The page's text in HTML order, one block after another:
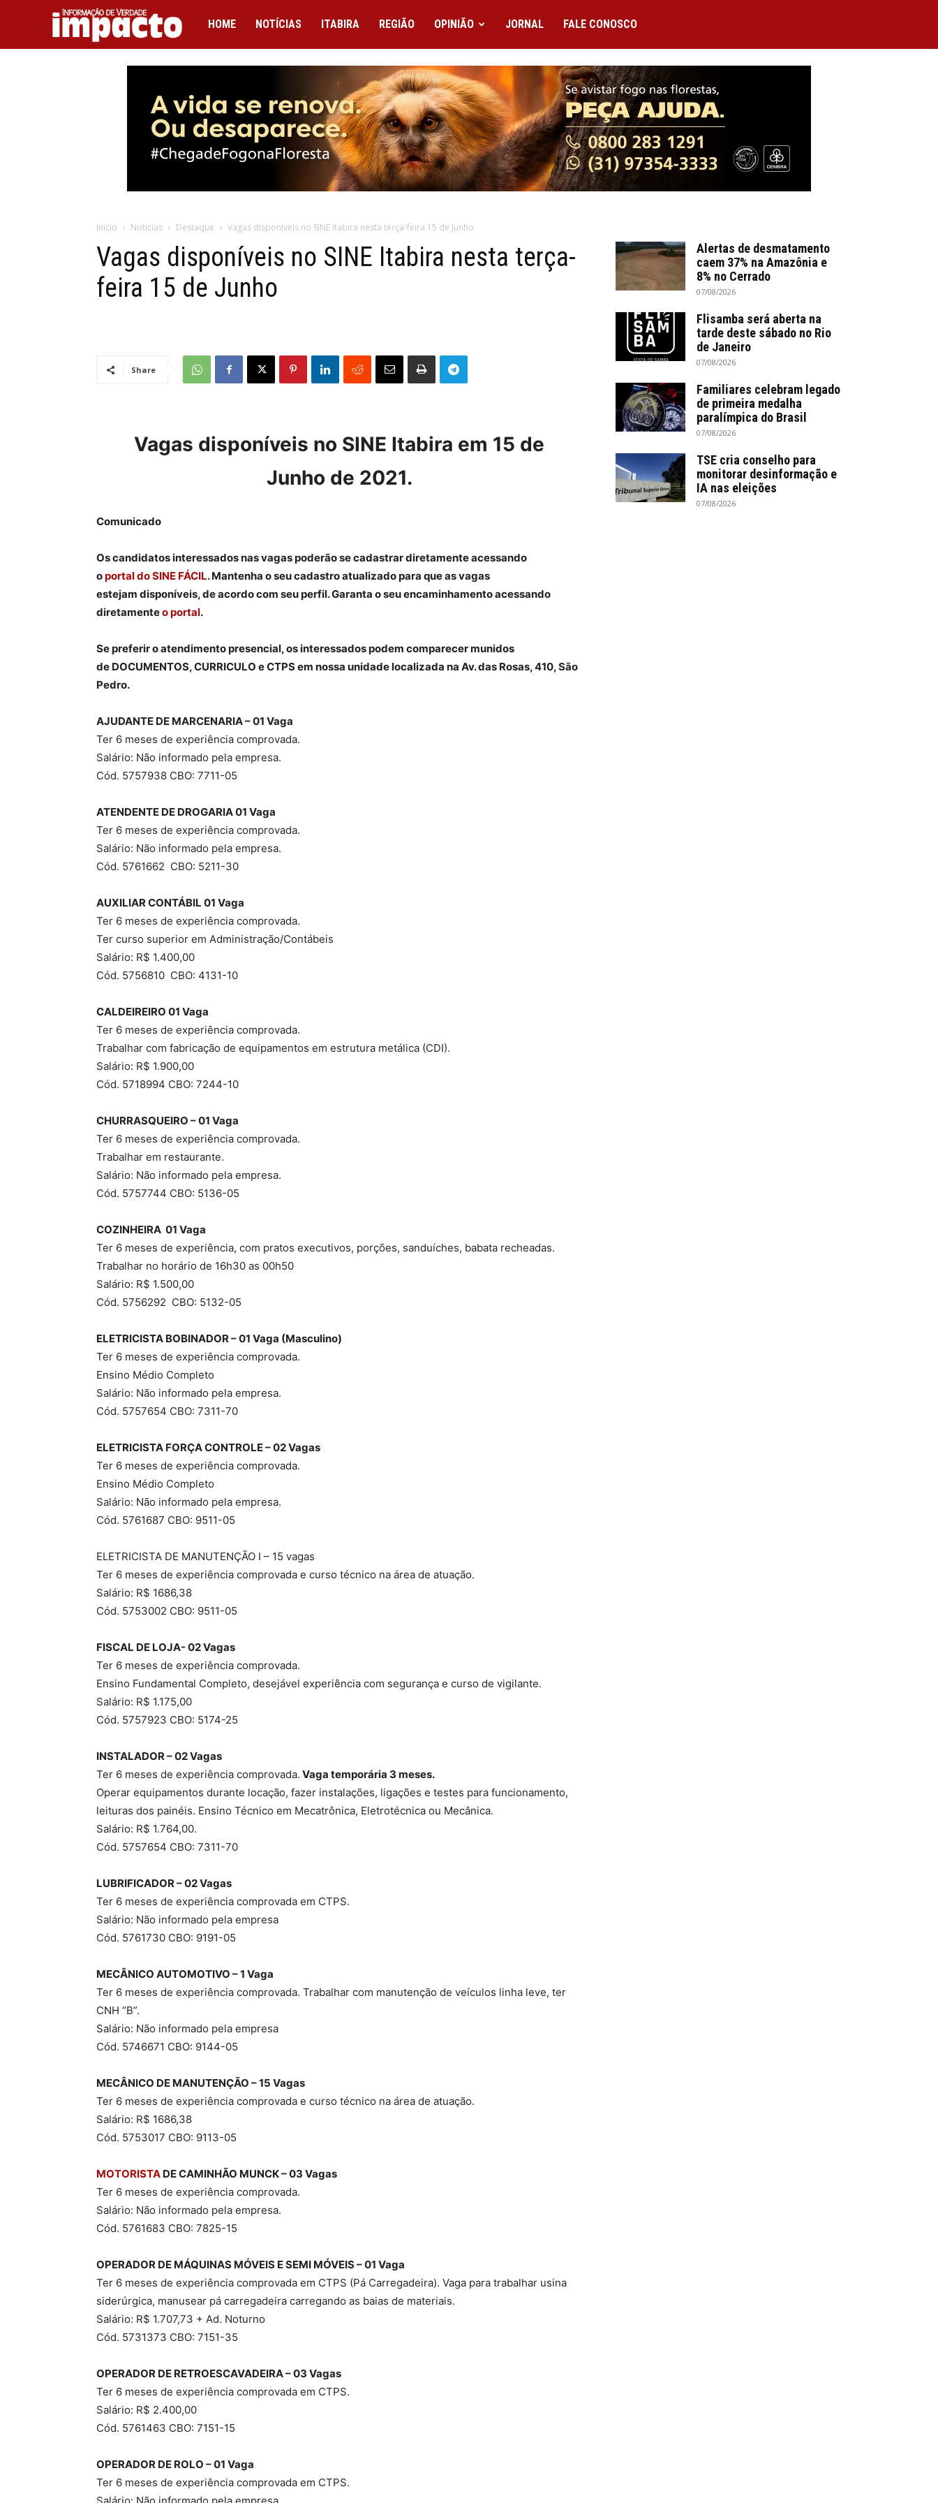
IMPACTO
HOME NOTÍCIAS ITABIRA REGIÃO OPINIÃO JORNAL FALE CONOSCO
Início Notícias Destaque Vagas disponíveis no SINE Itabira nesta terça-feira 15 de Junho
Vagas disponíveis no SINE Itabira nesta terça-
feira 15 de Junho
Share
Vagas disponíveis no SINE Itabira em 15 de
Junho de 2021.
Comunicado
Os candidatos interessados nas vagas poderão se cadastrar diretamente acessando
oportal do SINE FÁCIL. Mantenha o seu cadastro atualizado para que as vagas
estejam disponíveis, de acordo com seu perfil. Garanta o seu encaminhamento acessando
diretamenteo portal.
Se preferir o atendimento presencial, os interessados podem comparecer munidos
de DOCUMENTOS, CURRICULO e CTPSem nossa unidade localizada na Av. das Rosas, 410, São
Pedro.
AJUDANTE DE MARCENARIA – 01 Vaga
Ter 6 meses de experiência comprovada.
Salário: Não informado pela empresa.
Cód. 5757938 CBO: 7711-05
ATENDENTE DE DROGARIA 01 Vaga
Ter 6 meses de experiência comprovada.
Salário: Não informado pela empresa.
Cód. 5761662 CBO: 5211-30
AUXILIAR CONTÁBIL 01 Vaga
Ter 6 meses de experiência comprovada.
Ter curso superior em Administração/Contábeis
Salário: R$ 1.400,00
Cód. 5756810 CBO: 4131-10
CALDEIREIRO 01 Vaga
Ter 6 meses de experiência comprovada.
Trabalhar com fabricação de equipamentos em estrutura metálica (CDI).
Salário: R$ 1.900,00
Cód. 5718994 CBO: 7244-10
CHURRASQUEIRO – 01 Vaga
Ter 6 meses de experiência comprovada.
Trabalhar em restaurante.
Salário: Não informado pela empresa.
Cód. 5757744 CBO: 5136-05
COZINHEIRA 01 Vaga
Ter 6 meses de experiência, com pratos executivos, porções, sanduíches, babata recheadas.
Trabalhar no horário de 16h30 as 00h50
Salário: R$ 1.500,00
Cód. 5756292 CBO: 5132-05
ELETRICISTA BOBINADOR – 01 Vaga (Masculino)
Ter 6 meses de experiência comprovada.
Ensino Médio Completo
Salário: Não informado pela empresa.
Cód. 5757654 CBO: 7311-70
ELETRICISTA FORÇA CONTROLE – 02 Vagas
Ter 6 meses de experiência comprovada.
Ensino Médio Completo
Salário: Não informado pela empresa.
Cód. 5761687 CBO: 9511-05
ELETRICISTA DE MANUTENÇÃO I – 15 vagas
Ter 6 meses de experiência comprovada e curso técnico na área de atuação.
Salário: R$ 1686,38
Cód. 5753002 CBO: 9511-05
FISCAL DE LOJA- 02 Vagas
Ter 6 meses de experiência comprovada.
Ensino Fundamental Completo, desejável experiência com segurança e curso de vigilante.
Salário: R$ 1.175,00
Cód. 5757923 CBO: 5174-25
INSTALADOR – 02 Vagas
Ter 6 meses de experiência comprovada. Vaga temporária 3 meses.
Operar equipamentos durante locação, fazer instalações, ligações e testes para funcionamento,
leituras dos painéis. Ensino Técnico em Mecatrônica, Eletrotécnica ou Mecânica.
Salário: R$ 1.764,00.
Cód. 5757654 CBO: 7311-70
LUBRIFICADOR – 02 Vagas
Ter 6 meses de experiência comprovada em CTPS.
Salário: Não informado pela empresa
Cód. 5761730 CBO: 9191-05
MECÂNICO AUTOMOTIVO – 1 Vaga
Ter 6 meses de experiência comprovada. Trabalhar com manutenção de veículos linha leve, ter
CNH “B”.
Salário: Não informado pela empresa
Cód. 5746671 CBO: 9144-05
MECÂNICO DE MANUTENÇÃO – 15 Vagas
Ter 6 meses de experiência comprovada e curso técnico na área de atuação.
Salário: R$ 1686,38
Cód. 5753017 CBO: 9113-05
MOTORISTA DE CAMINHÃO MUNCK – 03 Vagas
Ter 6 meses de experiência comprovada.
Salário: Não informado pela empresa.
Cód. 5761683 CBO: 7825-15
OPERADOR DE MÁQUINAS MÓVEIS E SEMI MÓVEIS – 01 Vaga
Ter 6 meses de experiência comprovada em CTPS (Pá Carregadeira). Vaga para trabalhar usina
siderúrgica, manusear pá carregadeira carregando as baias de materiais.
Salário: R$ 1.707,73 + Ad. Noturno
Cód. 5731373 CBO: 7151-35
OPERADOR DE RETROESCAVADEIRA – 03 Vagas
Ter 6 meses de experiência comprovada em CTPS.
Salário: R$ 2.400,00
Cód. 5761463 CBO: 7151-15
OPERADOR DE ROLO – 01 Vaga
Ter 6 meses de experiência comprovada em CTPS.
Alertas de desmatamento
caem 37% na Amazônia e
8% no Cerrado
07/08/2026
Flisamba será aberta na
tarde deste sábado no Rio
de Janeiro
07/08/2026
Familiares celebram legado
de primeira medalha
paralímpica do Brasil
07/08/2026
TSE cria conselho para
monitorar desinformação e
IA nas eleições
07/08/2026